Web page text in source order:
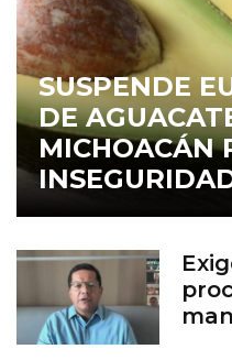
SUSPENDE
DE
MICHOACÁN